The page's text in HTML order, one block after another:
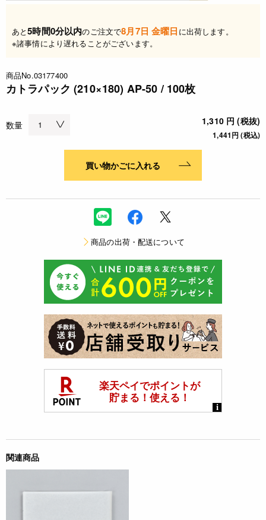
あと5時間0分以内のご注文で8月7日 金曜日 に出荷します。
※諸事情により遅れることがございます。
商品No.03177400
カトラパック (210×180) AP-50 / 100枚
数量 1,310 円 (税抜)
1,441円 (税込)
買い物かごに入れる
商品の出荷・配送について
関連商品